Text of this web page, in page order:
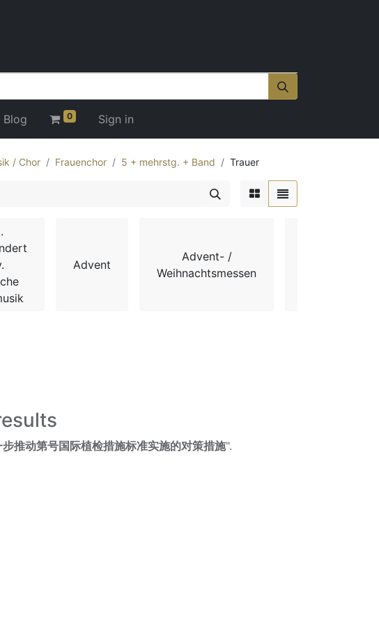
Blog 0 Sign in
/ Chor Frauenchor 5 + mehrstg. + Band Trauer
Advent
Advent- /
Weihnachtsmessen
推动第号国际植检措施标准实施的对策措施".